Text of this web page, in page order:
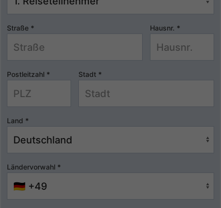
Straße * Hausnr. *
Postleitzahl * Stadt *
Land *
Ländervorwahl *